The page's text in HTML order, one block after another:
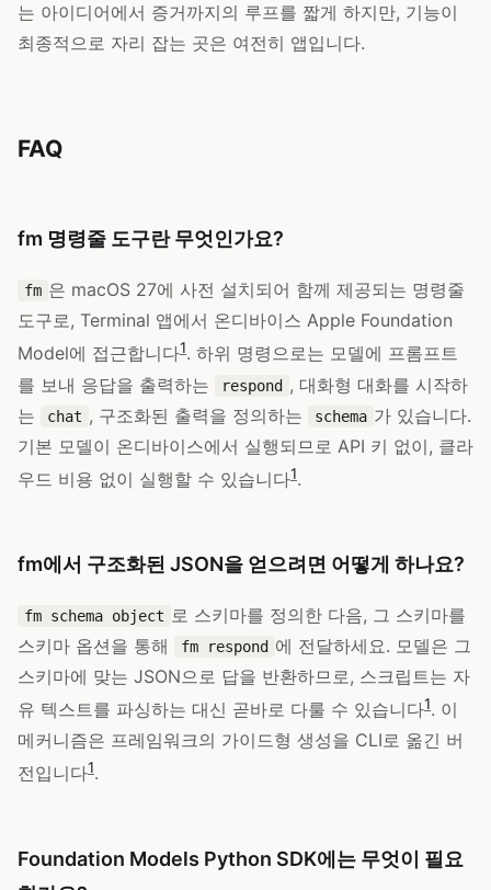
는 아이디어에서 증거까지의 루프를 짧게 하지만, 기능이
최종적으로 자리 잡는 곳은 여전히 앱입니다.
FAQ
fm 명령줄 도구란 무엇인가요?
fm 은 macOS 27에 사전 설치되어 함께 제공되는 명령줄
도구로, Terminal 앱에서 온디바이스 Apple Foundation
Model에 접근합니다1. 하위 명령으로는 모델에 프롬프트
를 보내 응답을 출력하는
respond , 대화형 대화를 시작하
는
chat , 구조화된 출력을 정의하는 schema 가 있습니다.
기본 모델이 온디바이스에서 실행되므로 API 키 없이, 클라
우드 비용 없이 실행할 수 있습니다1.
fm에서 구조화된 JSON을 얻으려면 어떻게 하나요?
fm schema object 로 스키마를 정의한 다음, 그 스키마를
스키마 옵션을 통해
fm respond 에 전달하세요. 모델은 그
스키마에 맞는 JSON으로 답을 반환하므로, 스크립트는 자
유 텍스트를 파싱하는 대신 곧바로 다룰 수 있습니다1. 이
메커니즘은 프레임워크의 가이드형 생성을 CLI로 옮긴 버
전입니다1.
Foundation Models Python SDK에는 무엇이 필요